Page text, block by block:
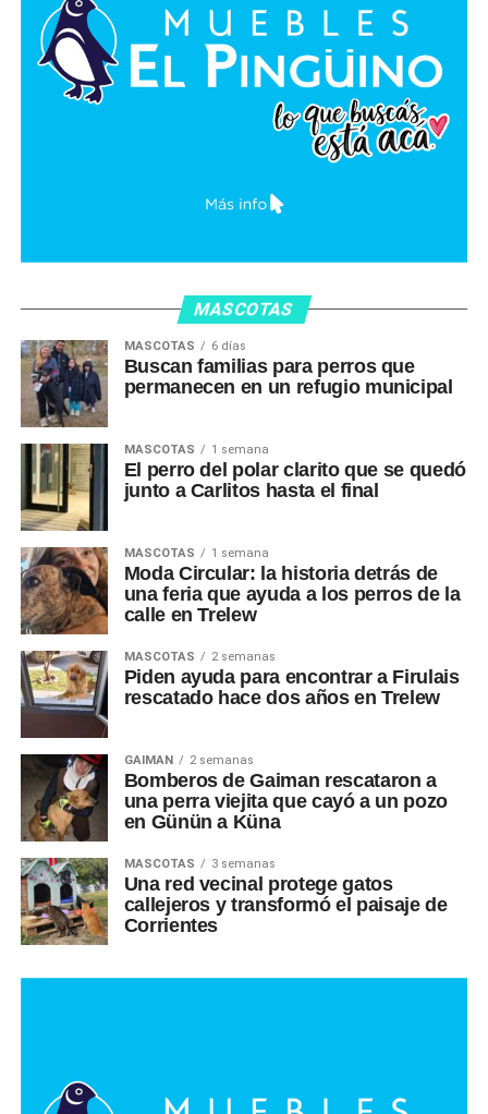
MASCOTAS
MASCOTAS 6 días
Buscan familias para perros que
permanecen en un refugio municipal
MASCOTAS 1 semana
El perro del polar clarito que se quedó
junto a Carlitos hasta el final
MASCOTAS 1 semana
Moda Circular: la historia detrás de
una feria que ayuda a los perros de la
calle en Trelew
MASCOTAS 2 semanas
Piden ayuda para encontrar a Firulais
rescatado hace dos años en Trelew
GAIMAN 2 semanas
Bomberos de Gaiman rescataron a
una perra viejita que cayó a un pozo
en Günün a Küna
MASCOTAS 3 semanas
Una red vecinal protege gatos
callejeros y transformó el paisaje de
Corrientes